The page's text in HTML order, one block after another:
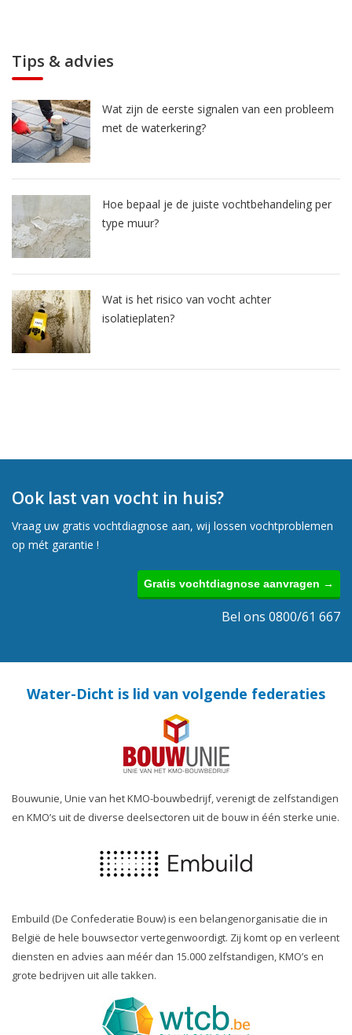
Tips & advies
Wat zijn de eerste signalen van een probleem
met de waterkering?
Hoe bepaal je de juiste vochtbehandeling per
type muur?
Wat is het risico van vocht achter
isolatieplaten?
Ook last van vocht in huis?
Vraag uw gratis vochtdiagnose aan, wij lossen vochtproblemen
op mét garantie !
Gratis vochtdiagnose aanvragen →
Bel ons 0800/61 667
Water-Dicht is lid van volgende federaties
Bouwunie, Unie van het KMO-bouwbedrijf, verenigt de zelfstandigen
en KMO’s uit de diverse deelsectoren uit de bouw in één sterke unie.
Embuild (De Confederatie Bouw) is een belangenorganisatie die in
België de hele bouwsector vertegenwoordigt. Zij komt op en verleent
diensten en advies aan méér dan 15.000 zelfstandigen, KMO’s en
grote bedrijven uit alle takken.